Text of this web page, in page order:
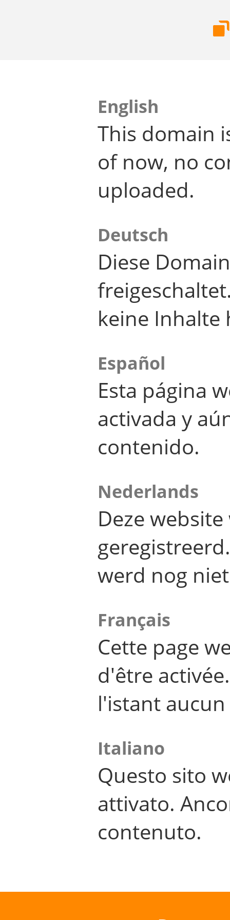
English
This domain
of now, no
uploaded.
Deutsch
Diese
keine Inhalte
Español
Esta página
activada y
contenido.
Nederlands
Deze
werd nog
Français
Cette page
d'être
l'istant
Italiano
Questo sito
attivato.
contenuto.